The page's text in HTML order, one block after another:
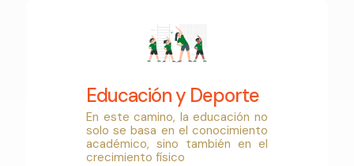
Educación y Deporte
En este camino, la educación no
solo se basa en el conocimiento
académico, sino también en el
crecimiento físico